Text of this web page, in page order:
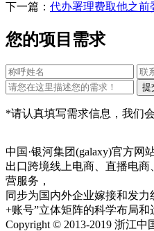
下一篇： 代办署理费取他之前
您的项目需求
*请认真填写需求信息，我们
中国·银河集团(galaxy)官方网
出口跨境线上电商、直播电
营服务，
同步为国内外企业嫁接和发
+账号”立体矩阵的科学布局和
Copyright © 2013-2019 浙江中